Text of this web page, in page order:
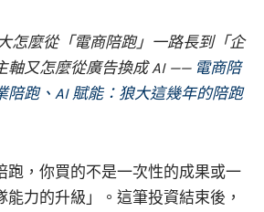
怎麼從「電商陪跑」一路長到「企
軸又怎麼從廣告換成 AI —— 電商陪
陪跑、AI 賦能：狼大這幾年的陪跑
跑，你買的不是一次性的成果或一
力的升級」。這筆投資結束後，